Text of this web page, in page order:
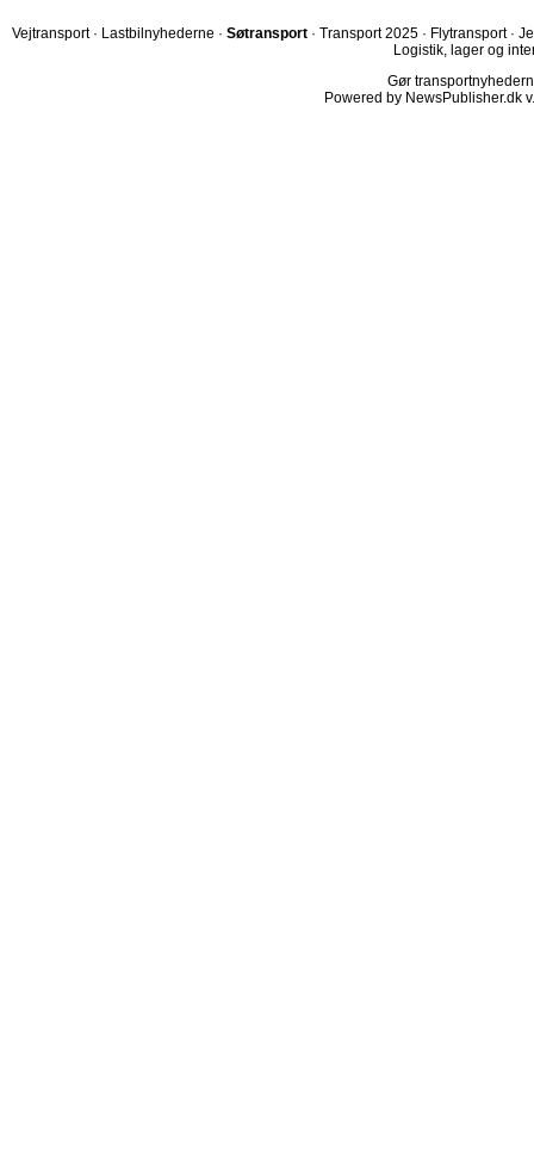
Vejtransport · Lastbilnyhederne · Søtransport · Transport 2025 · Flytransport ·
Logistik, lager og
Gør
Powered by NewsPublisher.dk